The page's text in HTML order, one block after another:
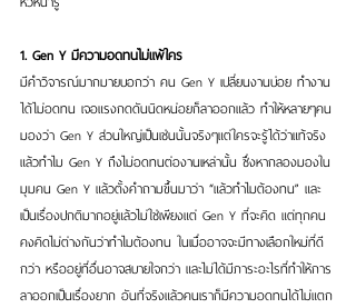
1. Gen Y มีความอดทนไม่แพ้ใคร
มีคำวิจารณ์มากมายบอกว่า คน Gen Y เปลี่ยนงานบ่อย ทำงาน
ได้ไม่อดทน เจอแรงกดดันนิดหน่อยก็ลาออกแล้ว ทำให้หลายๆคน
มองว่า Gen Y ส่วนใหญ่เป็นเช่นนั้นจริงๆแต่ใครจะรู้ได้ว่าแท้จริง
แล้วทำไม Gen Y ถึงไม่อดทนต่องานเหล่านั้น ซึ่งหากลองมองใน
มุมคน Gen Y แล้วตั้งคำถามขึ้นมาว่า “แล้วทำไมต้องทน” และ
เป็นเรื่องปกติมากอยู่แล้วไม่ใช่เพียงแต่ Gen Y ที่จะคิด แต่ทุกคน
คงคิดไม่ต่างกันว่าทำไมต้องทน ในเมื่ออาจจะมีทางเลือกใหม่ที่ดี
กว่า หรืออยู่ที่อื่นอาจสบายใจกว่า และไม่ได้มีภาระอะไรที่ทำให้การ
ลาออกเป็นเรื่องยาก อันที่จริงแล้วคนเราก็มีความอดทนได้ไม่แตก